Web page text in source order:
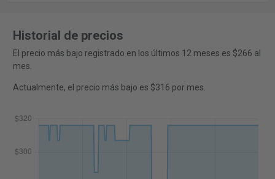
Historial de precios
El precio más bajo registrado en los últimos 12 meses es $266 al
mes.
Actualmente, el precio más bajo es $316 por mes.